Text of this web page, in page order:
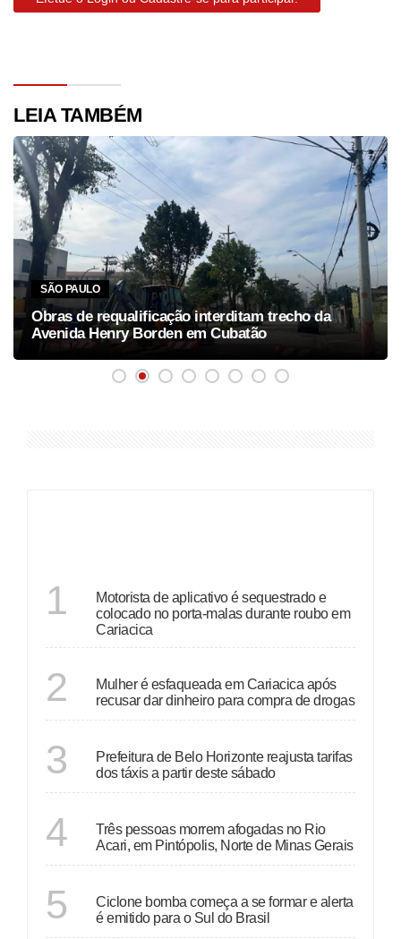
LEIA TAMBÉM
SÃO PAULO
Obras de requalificação interditam trecho da
Avenida Henry Borden em Cubatão
1
Motorista de aplicativo é sequestrado e
colocado no porta-malas durante roubo em
Cariacica
2
Mulher é esfaqueada em Cariacica após
recusar dar dinheiro para compra de drogas
3
Prefeitura de Belo Horizonte reajusta tarifas
dos táxis a partir deste sábado
4
Três pessoas morrem afogadas no Rio
Acari, em Pintópolis, Norte de Minas Gerais
5
Ciclone bomba começa a se formar e alerta
é emitido para o Sul do Brasil